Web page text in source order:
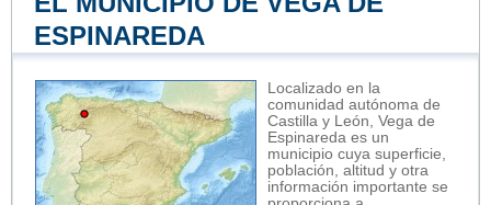
ESPINAREDA
Localizado en la
comunidad autónoma de
Castilla y León, Vega de
Espinareda es un
municipio cuya superficie,
población, altitud y otra
información importante se